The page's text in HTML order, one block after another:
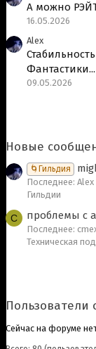
А можно
16.05.2026
Alex
Фантастики...
09.05.2026
Новые
🌀Гильдия
Последнее: Alex
Гильдии
C проблемы с
Последнее:
Техническая
Пользователи
Сейчас на форуме